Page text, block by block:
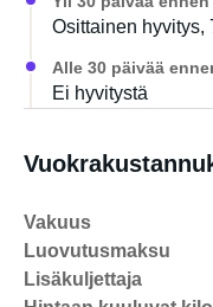
Osittainen hyvitys,
Alle 30 päivää
Ei hyvitystä
Vakuus
Luovutusmaksu
Lisäkuljettaja